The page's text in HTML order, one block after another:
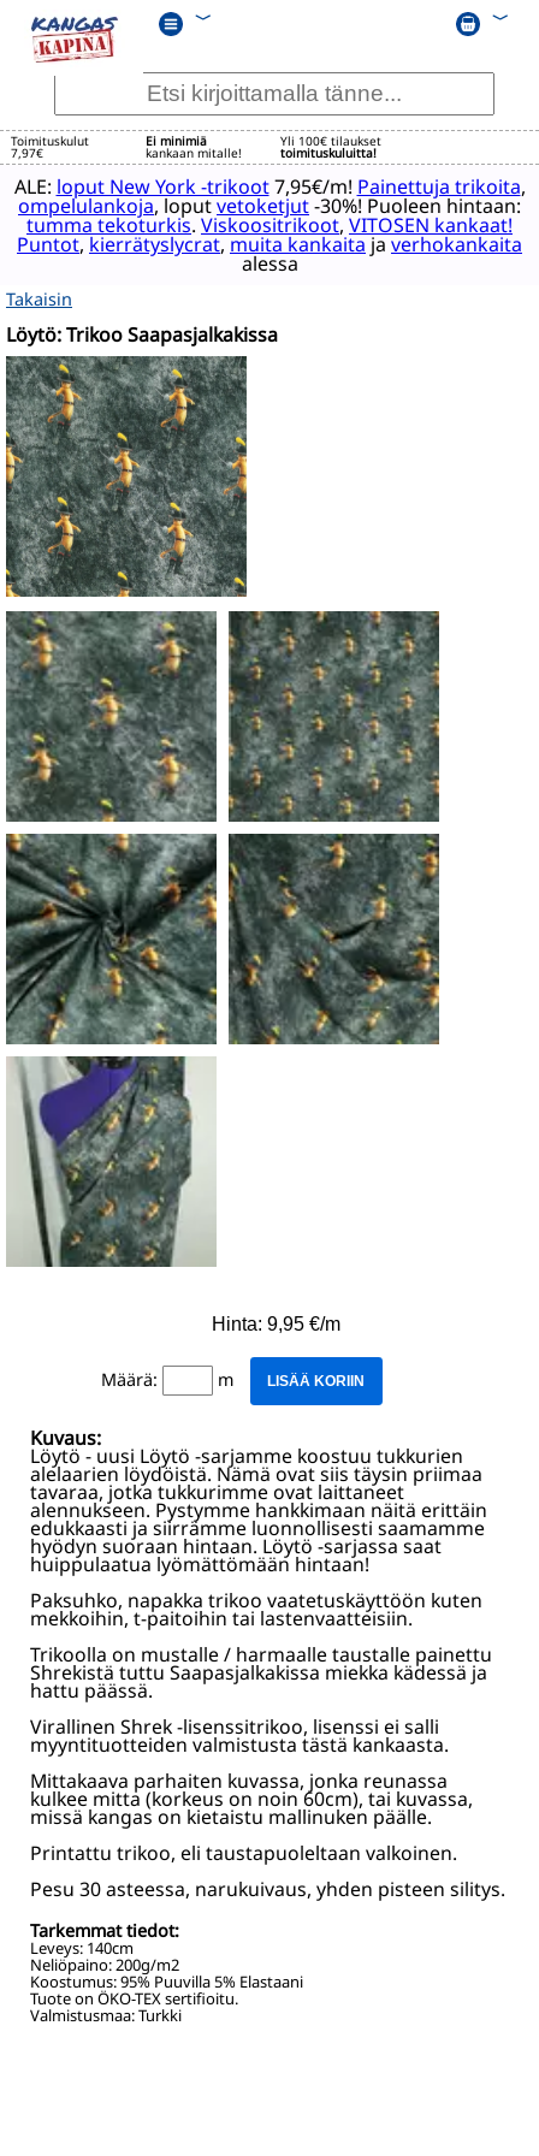
﹀ ﹀
Toimituskulut
7,97€
Ei minimiä
kankaan mitalle!
Yli 100€ tilaukset
toimituskuluitta!
ALE: loput New York -trikoot7,95€/m! Painettuja trikoita,
ompelulankoja, loputvetoketjut-30%! Puoleen hintaan:
tumma tekoturkis. Viskoositrikoot, VITOSEN kankaat!
Puntot,kierrätyslycrat,muita kankaitajaverhokankaita
alessa
Takaisin
Löytö: Trikoo Saapasjalkakissa
Hinta: 9,95 €/m
Määrä: m LISÄÄ KORIIN
Kuvaus:
Löytö - uusi Löytö -sarjamme koostuu tukkurien
alelaarien löydöistä. Nämä ovat siis täysin priimaa
tavaraa, jotka tukkurimme ovat laittaneet
alennukseen. Pystymme hankkimaan näitä erittäin
edukkaasti ja siirrämme luonnollisesti saamamme
hyödyn suoraan hintaan. Löytö -sarjassa saat
huippulaatua lyömättömään hintaan!
Paksuhko, napakka trikoo vaatetuskäyttöön kuten
mekkoihin, t-paitoihin tai lastenvaatteisiin.
Trikoolla on mustalle / harmaalle taustalle painettu
Shrekistä tuttu Saapasjalkakissa miekka kädessä ja
hattu päässä.
Virallinen Shrek -lisenssitrikoo, lisenssi ei salli
myyntituotteiden valmistusta tästä kankaasta.
Mittakaava parhaiten kuvassa, jonka reunassa
kulkee mitta (korkeus on noin 60cm), tai kuvassa,
missä kangas on kietaistu mallinuken päälle.
Printattu trikoo, eli taustapuoleltaan valkoinen.
Pesu 30 asteessa, narukuivaus, yhden pisteen silitys.
Tarkemmat tiedot:
Leveys: 140cm
Neliöpaino:200g/m2
Koostumus:95% Puuvilla 5% Elastaani
Tuote on ÖKO-TEX sertifioitu.
Valmistusmaa: Turkki